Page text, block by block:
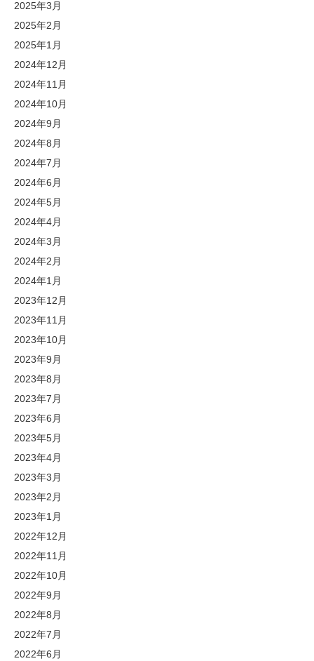
2025年3月
2025年2月
2025年1月
2024年12月
2024年11月
2024年10月
2024年9月
2024年8月
2024年7月
2024年6月
2024年5月
2024年4月
2024年3月
2024年2月
2024年1月
2023年12月
2023年11月
2023年10月
2023年9月
2023年8月
2023年7月
2023年6月
2023年5月
2023年4月
2023年3月
2023年2月
2023年1月
2022年12月
2022年11月
2022年10月
2022年9月
2022年8月
2022年7月
2022年6月